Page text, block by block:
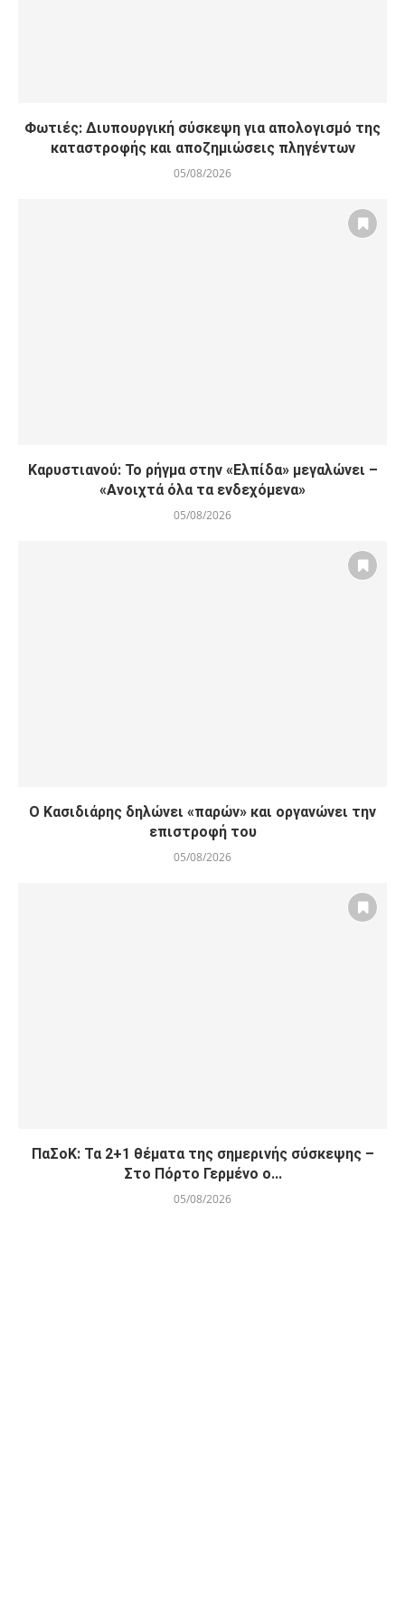
Φωτιές: Διυπουργική σύσκεψη για απολογισμό της
καταστροφής και αποζημιώσεις πληγέντων
05/08/2026
Καρυστιανού: Το ρήγμα στην «Ελπίδα» μεγαλώνει –
«Ανοιχτά όλα τα ενδεχόμενα»
05/08/2026
Ο Κασιδιάρης δηλώνει «παρών» και οργανώνει την
επιστροφή του
05/08/2026
ΠαΣοΚ: Τα 2+1 θέματα της σημερινής σύσκεψης –
Στο Πόρτο Γερμένο ο...
05/08/2026